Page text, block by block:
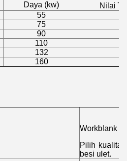
Daya (kw) Nilai
55
75
90
110
132
160
Workblank
Pilih
besi ulet.